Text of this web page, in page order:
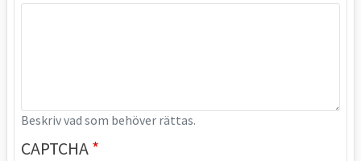
Beskriv vad som behöver rättas.
CAPTCHA